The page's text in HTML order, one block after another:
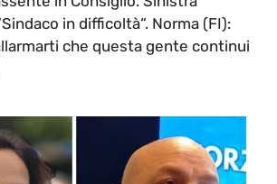
in difficoltà“. Norma (FI):
che questa gente continui